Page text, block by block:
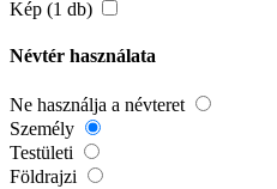
Kép (1 db)
Névtér használata
Ne használja a névteret
Személy
Testületi
Földrajzi